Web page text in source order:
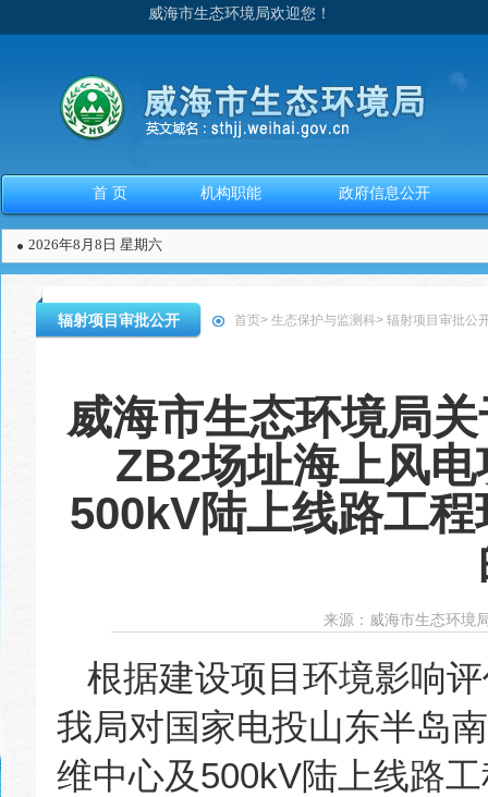
威海市生态环境局欢迎您！
首 页 机构职能 政府信息公开
2026年8月8日 星期六
辐射项目审批公开 首页> 生态保护与监测科> 辐射项目审批公
威海市生态环境局
ZB2场址海上风
500kV陆上线路工
来源： 威海市生态环境
根据建设项目环境影响
我局对国家电投山东半岛
维中心及500kV陆上线路